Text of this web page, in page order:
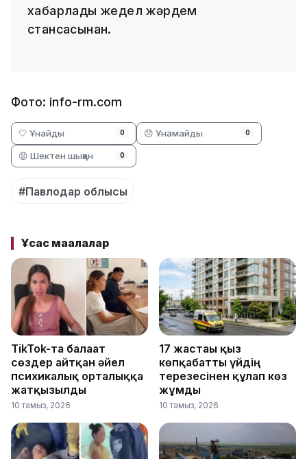
хабарлады жедел жәрдем
стансасынан.
Фото: info-rm.com
🤍 Ұнайды 0 😞 Ұнамайды 0
😡 Шектен шыққан 0
#Павлодар облысы
Ұқсас мақалалар
TikTok-та балағат
сөздер айтқан әйел
психикалық орталыққа
жатқызылды
10 тамыз, 2026
17 жастағы қыз
көпқабатты үйдің
терезесінен құлап көз
жұмды
10 тамыз, 2026